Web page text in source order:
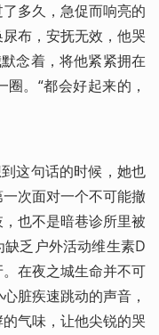
多久，急促而响亮的
布，安抚无效，他哭
念着，将他紧紧拥在
。“都会好起来的，
这句话的时候，她也
次面对一个不可能撤
也不是暗巷诊所里被
乏户外活动维生素D
在夜之城生命并不可
脏疾速跳动的声音，
气味，让他尖锐的哭